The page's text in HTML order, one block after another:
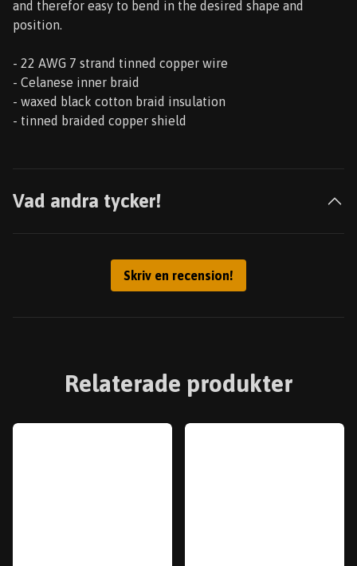
and therefor easy to bend in the desired shape and
position.
- 22 AWG 7 strand tinned copper wire
- Celanese inner braid
- waxed black cotton braid insulation
- tinned braided copper shield
Vad andra tycker!
Skriv en recension!
Relaterade produkter